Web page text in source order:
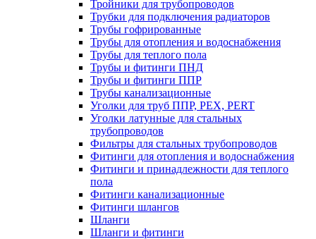
Тройники для трубопроводов
Трубки для подключения радиаторов
Трубы гофрированные
Трубы для отопления и водоснабжения
Трубы для теплого пола
Трубы и фитинги ПНД
Трубы и фитинги ППР
Трубы канализационные
Уголки для труб ППР, PEX, PERT
Уголки латунные для стальных
трубопроводов
Фильтры для стальных трубопроводов
Фитинги для отопления и водоснабжения
Фитинги и принадлежности для теплого
пола
Фитинги канализационные
Фитинги шлангов
Шланги
Шланги и фитинги